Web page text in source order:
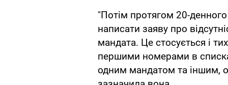
"Потім протягом 20-
написати заяву про
мандата. Це стосується і
першими номерами в
одним мандатом та іншим,